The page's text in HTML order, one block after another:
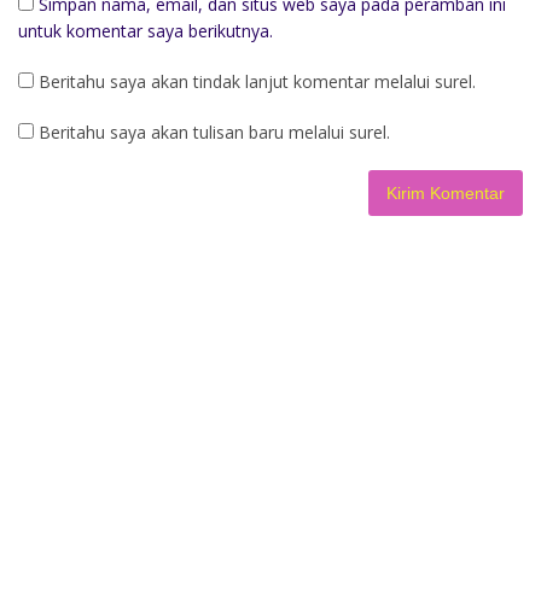
Simpan nama, email, dan situs web saya pada peramban ini
untuk komentar saya berikutnya.
Beritahu saya akan tindak lanjut komentar melalui surel.
Beritahu saya akan tulisan baru melalui surel.